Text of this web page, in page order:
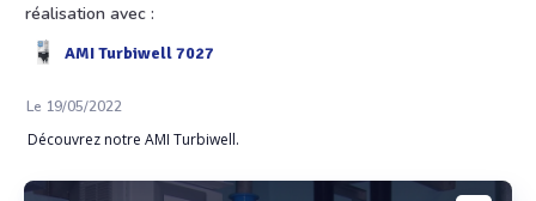
réalisation avec :
AMI Turbiwell 7027
Le 19/05/2022
Découvrez notre AMI Turbiwell.